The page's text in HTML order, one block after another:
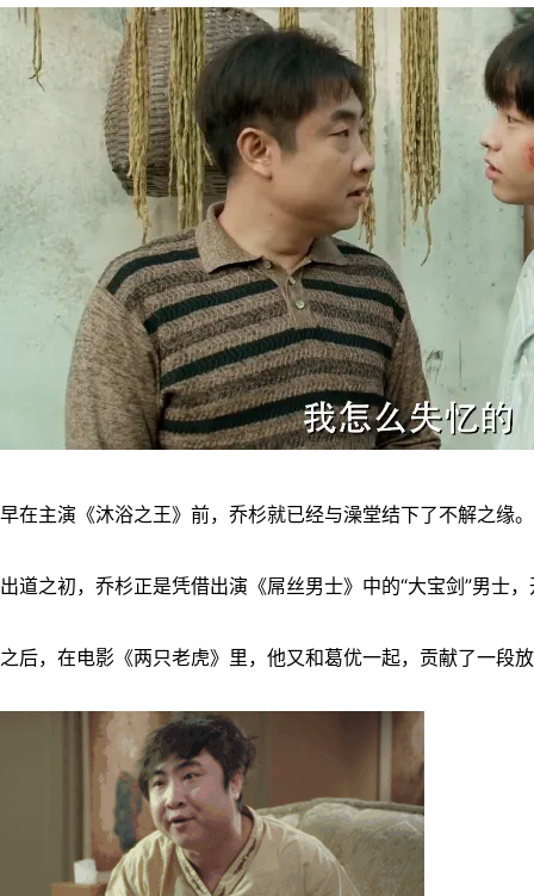
早在主演《沐浴之王》前，乔杉就已经与澡堂结下了不解之缘。
出道之初，乔杉正是凭借出演《屌丝男士》中的“大宝剑”男士
之后，在电影《两只老虎》里，他又和葛优一起，贡献了一段